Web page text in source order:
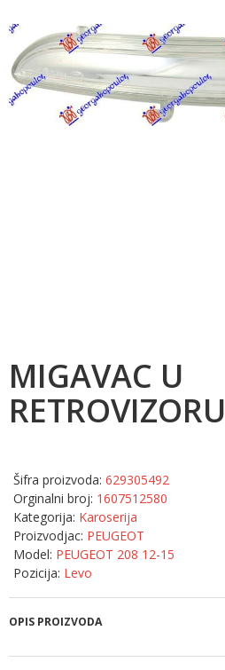
MIGAVAC U
RETROVIZORU
Šifra proizvoda: 629305492
Orginalni broj: 1607512580
Kategorija: Karoserija
Proizvodjac: PEUGEOT
Model: PEUGEOT 208 12-15
Pozicija: Levo
OPIS PROIZVODA